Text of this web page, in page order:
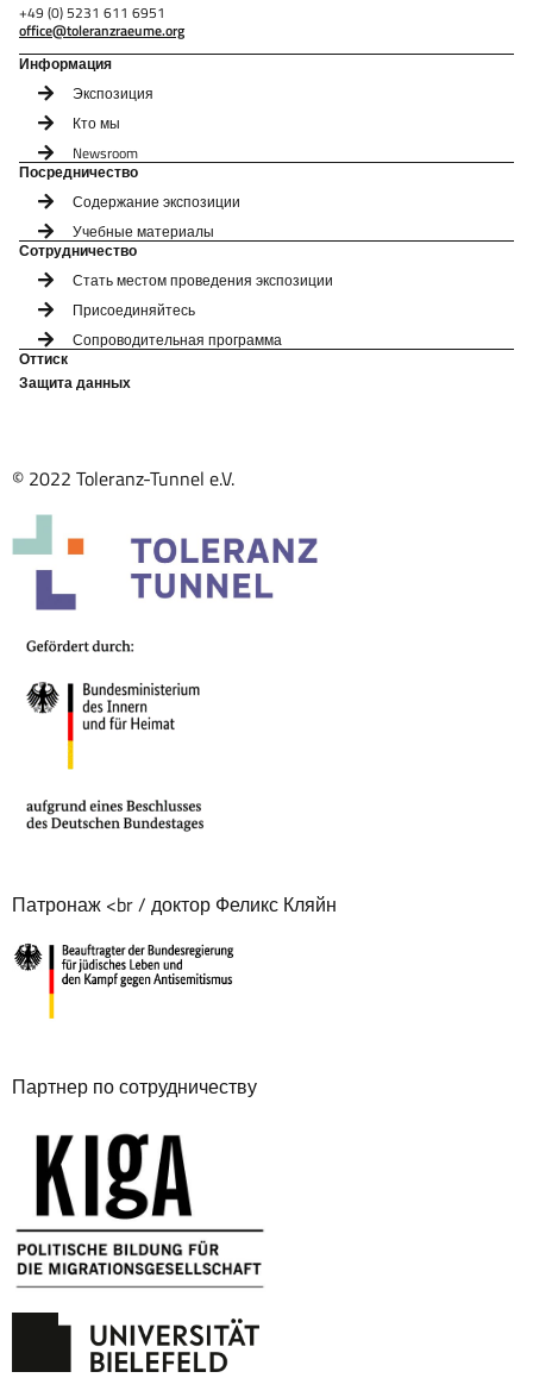
+49 (0) 5231 611 6951
office@toleranzraeume.org
Информация
Экспозиция
Кто мы
Newsroom
Посредничество
Содержание экспозиции
Учебные материалы
Сотрудничество
Стать местом проведения экспозиции
Присоединяйтесь
Сопроводительная программа
Оттиск
Защита данных
© 2022 Toleranz-Tunnel e.V.
Патронаж <br / доктор Феликс Кляйн
Партнер по сотрудничеству